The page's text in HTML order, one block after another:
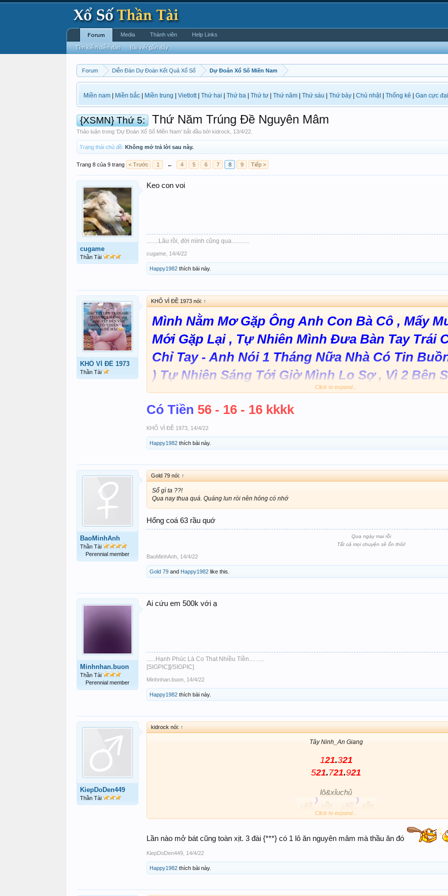
Forum Diễn Đàn Dự Đoán Kết Quả Xổ Số Dự Đoán Xổ Số Miền Nam
Miền nam Miền bắc Miền trung Vietlott| Thứ hai Thứ ba Thứ tư Thứ năm Thứ sáu Thứ bảy Chủ nhật| Thống kê Gan cực đại
{XSMN} Thứ 5: Thứ Năm Trúng Đề Nguyên Mâm
Thảo luận trong 'Dự Đoán Xổ Số Miền Nam' bắt đầu bởi kidrock 13/4/22
Trạng thái chủ đề: Không mở trả lời sau này.
Trang 8 của 9 trang < Trước 1 ← 4 5 6 7 8 9 Tiếp >
cugame
Thần Tài
Keo con voi
........Lâu rồi, đời mình cũng qua............
cugame 14/4/22
Happy1982 thích bài này.
KHỔ VÌ ĐỀ 1973
Thần Tài
KHỔ VÌ ĐỀ 1973 nói: ↑
Mình Nằm Mơ Gặp Ông Anh Con Bà Cô , Mấy
Mới Gặp Lại , Tự Nhiên Mình Đưa Bàn Tay Trái
Chỉ Tay - Anh Nói 1 Tháng Nữa Nhà Có Tin
) Tự Nhiên Sáng Tới Giờ Mình Lo Sợ , Vì 2 Bên
Tuổi Trên 80 Hết Rồi - Chốt Lại -Gặp Đàn Ông ,
Ong - 16 - 56 - 96 - Ghép 2-3 -4 -7 - Mạnh Tây
Click to expand...
Có Tiền 56 - 16 - 16 kkkk
KHỔ VÌ ĐỀ 1973 14/4/22
Happy1982 thích bài này.
BaoMinhAnh
Thần Tài
Perennial member
Gold 79 nói: ↑
Số gì ta ??!
Qua nay thua quá. Quáng lun ròi nên hỏng có nhớ
Hổng coá 63 rầu quớ
Qua ngày mai rồi
Tất cả mọi chuyện sẽ ổn thôi!
BaoMinhAnh 14/4/22
Gold 79 and Happy1982 like this.
Minhnhan.buon
Thần Tài
Perennial member
Ai cứu em 500k với ạ
......Hạnh Phúc Là Co That Nhiều Tiền.... .....
[SIGPIC][/SIGPIC]
Minhnhan.buon 14/4/22
Happy1982 thích bài này.
KiepDoDen449
Thần Tài
kidrock nói: ↑
Tây Ninh_An Giang
121.321
521.721.921
lô&xỉuchủ
Click to expand...
Lần nào mở bát cũng toàn xịt. 3 đài {***} có 1 lô ăn nguyên mâm mà thầu ăn đó
KiepDoDen449 14/4/22
Happy1982 thích bài này.
Forum
Tìm kiếm diễn đàn Bài viết gần đây
Media Thành viên Help Links